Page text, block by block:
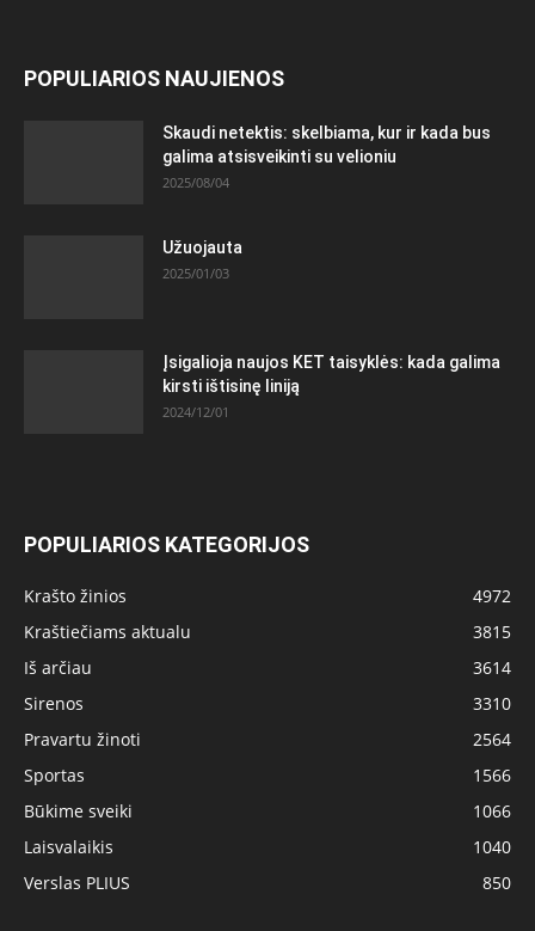
POPULIARIOS NAUJIENOS
Skaudi netektis: skelbiama, kur ir kada bus
galima atsisveikinti su velioniu
2025/08/04
Užuojauta
2025/01/03
Įsigalioja naujos KET taisyklės: kada galima
kirsti ištisinę liniją
2024/12/01
POPULIARIOS KATEGORIJOS
Krašto žinios
4972
Kraštiečiams aktualu
3815
Iš arčiau
3614
Sirenos
3310
Pravartu žinoti
2564
Sportas
1566
Būkime sveiki
1066
Laisvalaikis
1040
Verslas PLIUS
850